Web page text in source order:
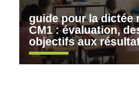
guide pour la dictée
CM1 : évaluation,
objectifs aux